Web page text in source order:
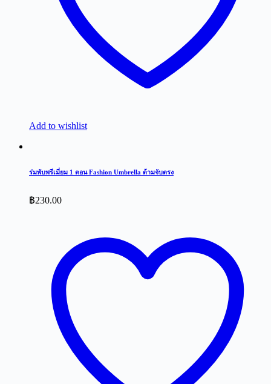
Add to wishlist
ร่มพับพรีเมี่ยม 1 ตอน Fashion Umbrella ด้ามจับตรง
฿230.00